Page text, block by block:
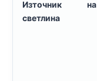
Източник на
светлина